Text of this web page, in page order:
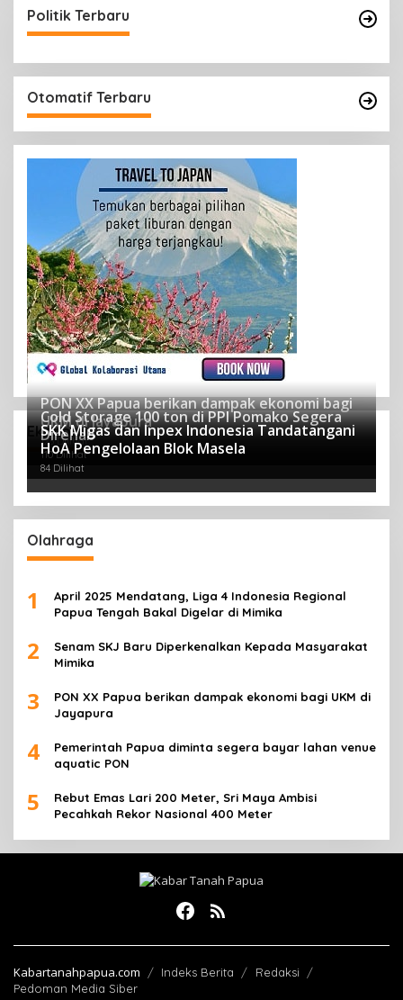
Politik Terbaru
Otomatif Terbaru
Ekonomi
PON XX Papua berikan dampak ekonomi bagi
UKM di Jayapura
123 Dilihat
Cold Storage 100 ton di PPI Pomako Segera
Direhab
110 Dilihat
SKK Migas dan Inpex Indonesia Tandatangani
HoA Pengelolaan Blok Masela
84 Dilihat
Olahraga
1
April 2025 Mendatang, Liga 4 Indonesia Regional
Papua Tengah Bakal Digelar di Mimika
2
Senam SKJ Baru Diperkenalkan Kepada Masyarakat
Mimika
3
PON XX Papua berikan dampak ekonomi bagi UKM di
Jayapura
4
Pemerintah Papua diminta segera bayar lahan venue
aquatic PON
5
Rebut Emas Lari 200 Meter, Sri Maya Ambisi
Pecahkah Rekor Nasional 400 Meter
Kabartanahpapua.com Indeks Berita
Redaksi
Pedoman Media Siber